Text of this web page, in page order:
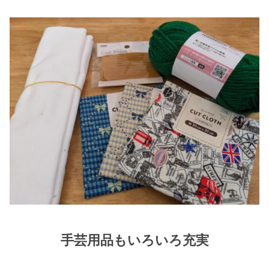
手芸用品もいろいろ充実